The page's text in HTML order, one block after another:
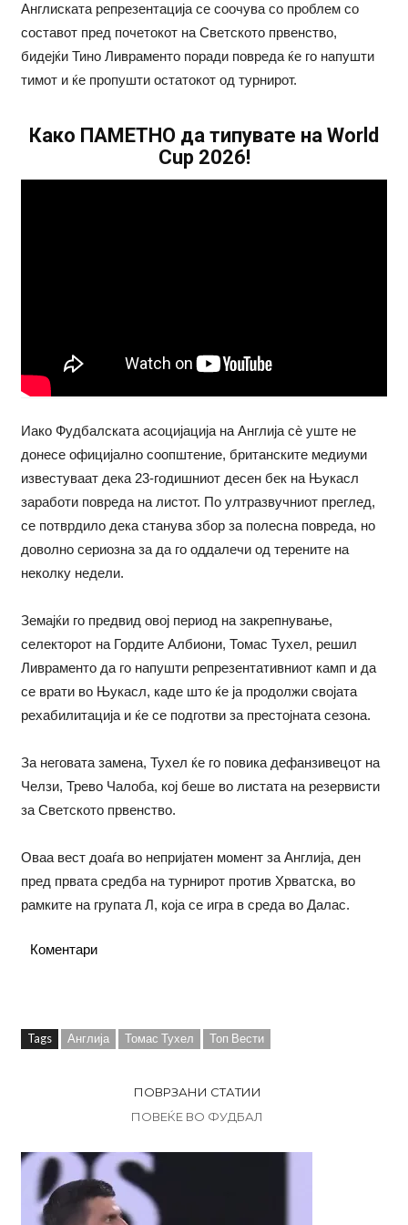
Англиската репрезентација се соочува со проблем со
составот пред почетокот на Светското првенство,
бидејќи Тино Ливраменто поради повреда ќе го напушти
тимот и ќе пропушти остатокот од турнирот.
Како ПАМЕТНО да типувате на World
Cup 2026!
Иако Фудбалската асоцијација на Англија сè уште не
донесе официјално соопштение, британските медиуми
известуваат дека 23-годишниот десен бек на Њукасл
заработи повреда на листот. По ултразвучниот преглед,
се потврдило дека станува збор за полесна повреда, но
доволно сериозна за да го оддалечи од терените на
неколку недели.
Земајќи го предвид овој период на закрепнување,
селекторот на Гордите Албиони, Томас Тухел, решил
Ливраменто да го напушти репрезентативниот камп и да
се врати во Њукасл, каде што ќе ја продолжи својата
рехабилитација и ќе се подготви за престојната сезона.
За неговата замена, Тухел ќе го повика дефанзивецот на
Челзи, Трево Чалоба, кој беше во листата на резервисти
за Светското првенство.
Оваа вест доаѓа во непријатен момент за Англија, ден
пред првата средба на турнирот против Хрватска, во
рамките на групата Л, која се игра в среда во Далас.
Коментари
Tags Англија Томас Тухел Топ Вести
ПОВРЗАНИ СТАТИИ
ПОВЕЌЕ ВО ФУДБАЛ